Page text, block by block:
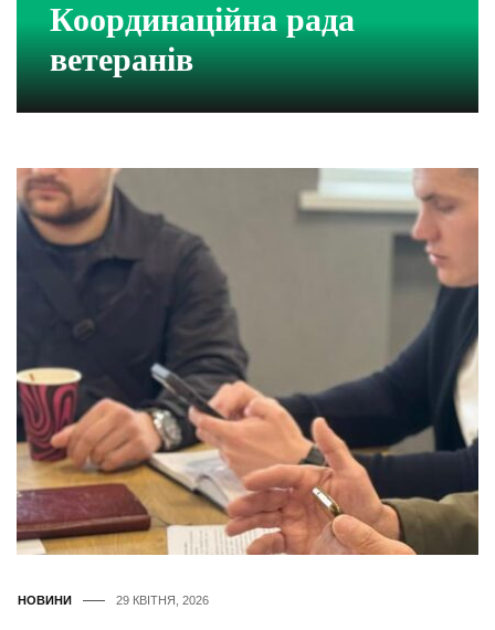
Координаційна рада
ветеранів
НОВИНИ 29 КВІТНЯ, 2026